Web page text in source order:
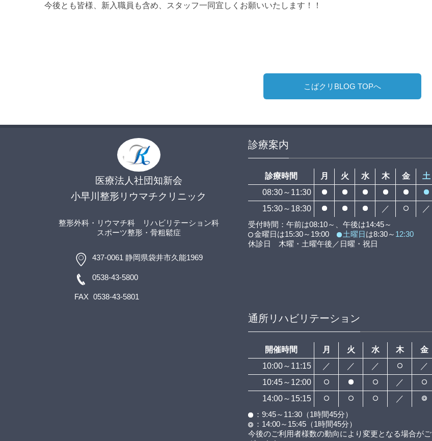
今後とも皆様、新入職員も含め、スタッフ一同宜しくお願いいたします！！
こばクリBLOG TOPへ
医療法人社団知新会
小早川整形リウマチクリニック
整形外科・リウマチ科
リハビリテーション科
スポーツ整形 ・骨粗鬆症
437-0061 静岡県袋井市久能1969
0538-43-5800
FAX 0538-43-5801
診療案内
診療時間 月 火 水 木 金
土
08:30～11:30
15:30～18:30
／
／
受付時間：午前は08:10～、午後は14:45～
金曜日は15:30～19:00
土曜日は8:30～ 12:30
休診日 木曜・土曜午後／日曜・祝日
通所リハビリテーション
開催時間 月 火 水 木
金
10:00～11:15
／ ／ ／
／
10:45～12:00
／
14:00～15:15
／
：9:45～11:30（1時間45分）
：14:00～15:45（1時間45分）
今後のご利用者様数の動向により変更となる場合がご